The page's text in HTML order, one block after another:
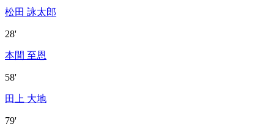
松田 詠太郎
28'
本間 至恩
58'
田上 大地
79'